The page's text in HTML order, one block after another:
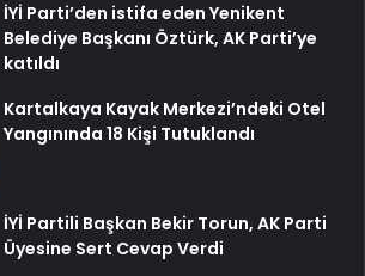
İYİ Parti’den istifa eden Yenikent
Belediye Başkanı Öztürk, AK Parti’ye
katıldı
Kartalkaya Kayak Merkezi’ndeki Otel
Yangınında 18 Kişi Tutuklandı
İYİ Partili Başkan Bekir Torun, AK Parti
Üyesine Sert Cevap Verdi